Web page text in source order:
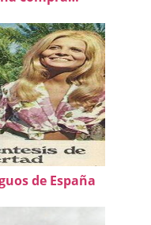
de España